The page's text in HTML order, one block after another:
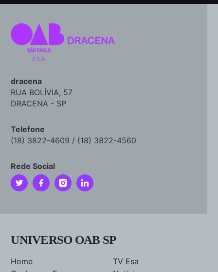
dracena
RUA BOLÍVIA, 57
DRACENA - SP
Telefone
(18) 3822-4609 / (18) 3822-4560
Rede Social
UNIVERSO OAB SP
Home
TV Esa